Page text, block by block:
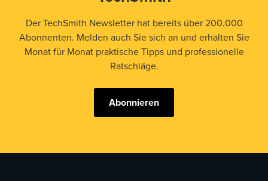
Der TechSmith Newsletter hat bereits über 200.000
Abonnenten. Melden auch Sie sich an und erhalten Sie
Monat für Monat praktische Tipps und professionelle
Ratschläge.
Abonnieren